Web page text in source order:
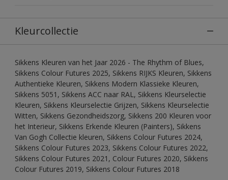
Kleurcollectie
Sikkens Kleuren van het Jaar 2026 - The Rhythm of Blues,
Sikkens Colour Futures 2025, Sikkens RIJKS Kleuren, Sikkens
Authentieke Kleuren, Sikkens Modern Klassieke Kleuren,
Sikkens 5051, Sikkens ACC naar RAL, Sikkens Kleurselectie
Kleuren, Sikkens Kleurselectie Grijzen, Sikkens Kleurselectie
Witten, Sikkens Gezondheidszorg, Sikkens 200 Kleuren voor
het Interieur, Sikkens Erkende Kleuren (Painters), Sikkens
Van Gogh Collectie kleuren, Sikkens Colour Futures 2024,
Sikkens Colour Futures 2023, Sikkens Colour Futures 2022,
Sikkens Colour Futures 2021, Colour Futures 2020, Sikkens
Colour Futures 2019, Sikkens Colour Futures 2018